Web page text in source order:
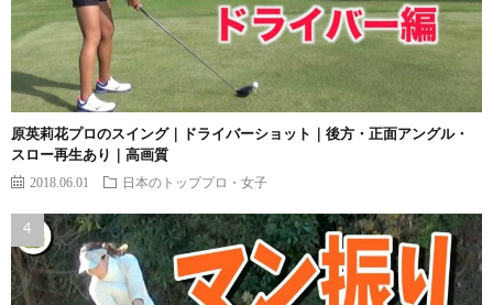
原英莉花プロのスイング｜ドライバーショット｜後方・正面アングル・
スロー再生あり｜高画質
2018.06.01 日本のトッププロ・女子